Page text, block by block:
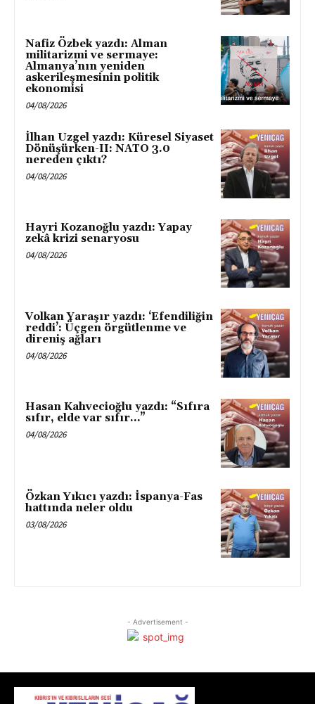
Nafiz Özbek yazdı: Alman
militarizmi ve sermaye:
Almanya’nın yeniden
askerileşmesinin politik
ekonomisi
04/08/2026
İlhan Uzgel yazdı: Küresel Siyaset
Dönüşürken-II: NATO 3.0
nereden çıktı?
04/08/2026
Hayri Kozanoğlu yazdı: Yapay
zekâ krizi senaryosu
04/08/2026
Volkan Yaraşır yazdı: ‘Efendiliğin
reddi’: Üçgen örgütlenme ve
direniş ağları
04/08/2026
Hasan Kahvecioğlu yazdı: “Sıfıra
sıfır, elde var sıfır…”
04/08/2026
Özkan Yıkıcı yazdı: İspanya-Fas
hattında neler oldu
03/08/2026
- Advertisement -